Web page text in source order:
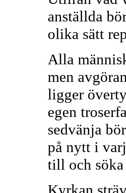
anställda
olika sätt
Alla
men
ligger
egen
sedvänja
på nytt i
till och